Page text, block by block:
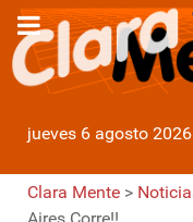
jueves 6 agosto 2026
Clara Mente >